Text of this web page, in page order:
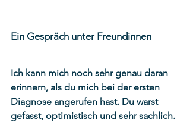
Ein Gespräch unter Freundinnen
Ich kann mich noch sehr genau daran
erinnern, als du mich bei der ersten
Diagnose angerufen hast. Du warst
gefasst, optimistisch und sehr sachlich.